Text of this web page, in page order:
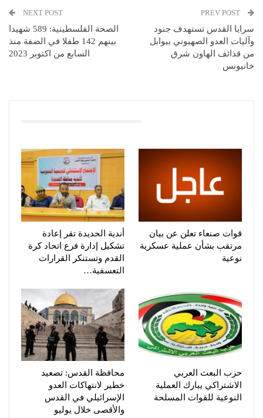
سرايا القدس تستهدف جنود
وآليات العدو الصهيوني ببوابل
من قذائف الهاون شرق
خانيونس
NEXT POST
الصحة الفلسطينية: 589 شهيدا
بينهم 142 طفلا في الضفة منذ
السابع من اكتوبر 2023
قوات صنعاء تعلن عن بيان
مرتقب بشأن عملية عسكرية
نوعية
أندية الحديدة تقر إعادة
تشكيل إدارة فرع اتحاد كرة
القدم وتستنكر القرارات
التعسفية…
حزب البعث العربي
الاشتراكي يبارك العملية
النوعية للقوات المسلحة
محافظة القدس: تصعيد
خطير لانتهاكات العدو
الإسرائيلي في القدس
والأقصى خلال يوليو